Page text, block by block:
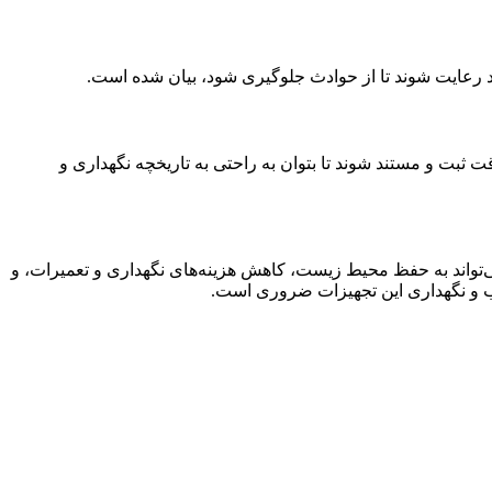
رعایت شوند تا از حوادث جلوگیری شود، بیان شده است.
و مستند شوند تا بتوان به راحتی به تاریخچه نگهداری و
به حفظ محیط زیست، کاهش هزینه‌های نگهداری و تعمیرات، و
و نگهداری این تجهیزات ضروری است.